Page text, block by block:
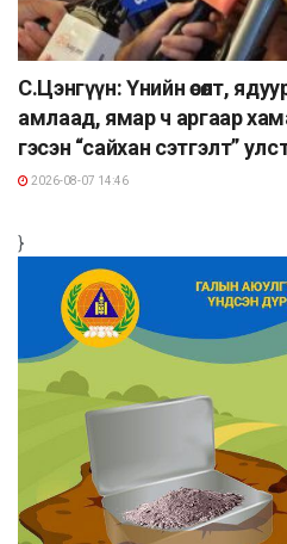
С.Цэнгүүн: Үнийн өсөлт,
амлаад, ямар ч аргаар
гэсэн “сайхан сэтгэлт”
2026-08-07 14:46
}